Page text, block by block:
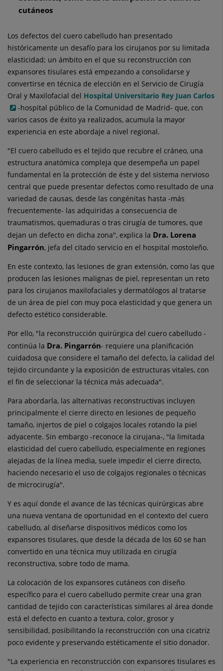
cutáneos
Los defectos del cuero cabelludo han presentado
históricamente un desafío para los cirujanos por su limitada
elasticidad; un ámbito en el que su reconstrucción con
expansores tisulares está empezando a consolidarse y
convertirse en técnica de elección en el Servicio de Cirugía
Oral y Maxilofacial del Hospital Universitario Rey Juan Carlos
-hospital público de la Comunidad de Madrid- que, con
varios casos de éxito ya realizados, acumula la mayor
experiencia en este abordaje a nivel regional.
"El cuero cabelludo es el tejido que recubre el cráneo, una
estructura anatómica compleja que desempeña un papel
fundamental en la protección de éste y del sistema nervioso
central que puede presentar defectos como resultado de una
variedad de causas, desde las congénitas hasta -más
frecuentemente- las adquiridas a consecuencia de
traumatismos, quemaduras o tras cirugía de tumores, que
dejan un defecto en dicha zona", explica la Dra. Lorena
Pingarrón, jefa del citado servicio en el hospital mostoleño.
En este contexto, las lesiones de gran extensión, como las que
producen las lesiones malignas de piel, representan un reto
para los cirujanos maxilofaciales y dermatólogos al tratarse
de un área de piel con muy poca elasticidad y que genera un
defecto estético considerable.
Por ello, "la reconstrucción quirúrgica del cuero cabelludo -
continúa la Dra. Pingarrón- requiere una planificación
cuidadosa que considere el tamaño del defecto, la calidad del
tejido circundante y la exposición de estructuras vitales, con
el fin de seleccionar la técnica más adecuada".
Para abordarla, las alternativas reconstructivas incluyen
principalmente el cierre directo en lesiones de pequeño
tamaño, injertos de piel o colgajos locales rotando la piel
adyacente. Sin embargo -reconoce la cirujana-, "la limitada
elasticidad del cuero cabelludo, especialmente en regiones
alejadas de la línea media, suele impedir el cierre directo,
haciendo necesario el uso de colgajos regionales o técnicas
de microcirugía".
Y es aquí donde el avance de las técnicas quirúrgicas abre
una nueva ventana de oportunidad en el contexto del cuero
cabelludo, al diseñarse dispositivos médicos como los
expansores tisulares, que desde la década de los 60 se han
convertido en una técnica muy utilizada en cirugía
reconstructiva, sobre todo de mama.
La colocación de los expansores cutáneos con diseño
específico para el cuero cabelludo permite crear una gran
cantidad de tejido con características similares al área donde
está el defecto en cuanto a textura, color, grosor y
sensibilidad, posibilitando la reconstrucción con una cicatriz
poco evidente y preservando estéticamente el sitio donador.
"La experiencia en reconstrucción con expansores tisulares es